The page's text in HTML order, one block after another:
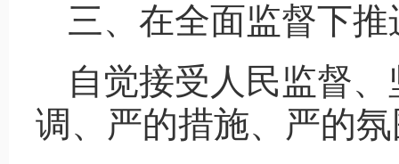
三、在全面监督下
自觉接受人民监督
调、严的措施、严的